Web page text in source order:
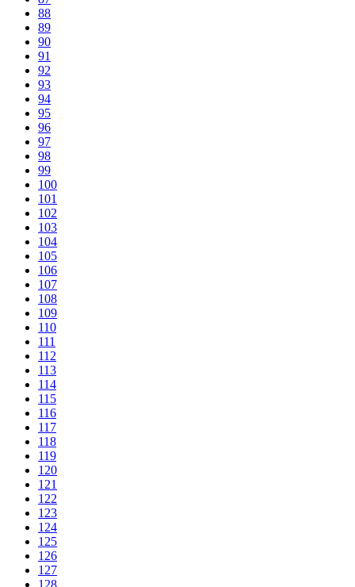
88
89
90
91
92
93
94
95
96
97
98
99
100
101
102
103
104
105
106
107
108
109
110
111
112
113
114
115
116
117
118
119
120
121
122
123
124
125
126
127
128